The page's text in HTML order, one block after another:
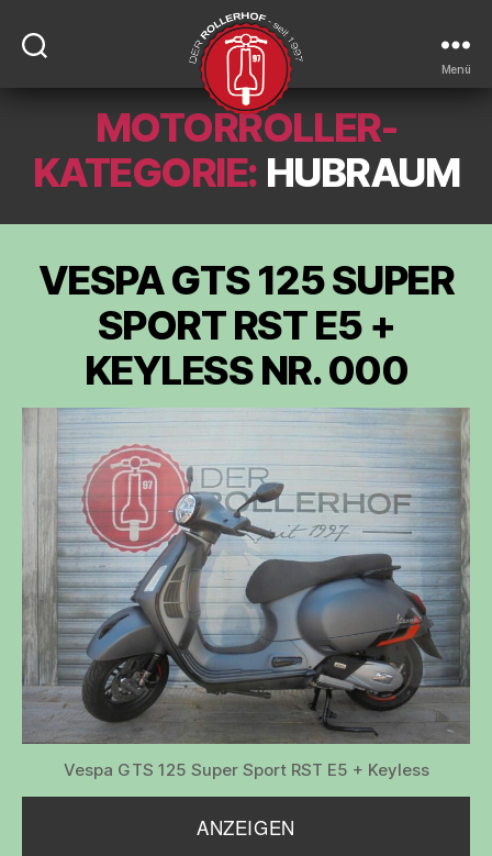
DER-
ROLLERHOF
Menü
MOTORROLLER-
KATEGORIE: HUBRAUM
VESPA GTS 125 SUPER
SPORT RST E5 +
KEYLESS NR. 000
Vespa GTS 125 Super Sport RST E5 + Keyless
ANZEIGEN